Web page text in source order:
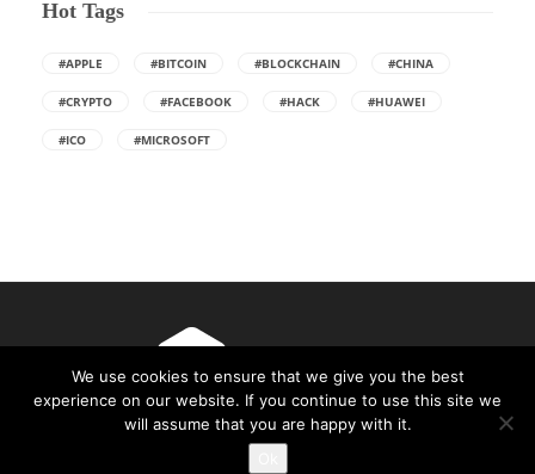
Hot Tags
#APPLE #BITCOIN #BLOCKCHAIN #CHINA
#CRYPTO #FACEBOOK #HACK #HUAWEI
#ICO #MICROSOFT
Made with ❤ in Craiova. Gazduire Web furnizata de
We use cookies to ensure that we give you the best
experience on our website. If you continue to use this site we
will assume that you are happy with it.